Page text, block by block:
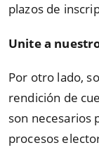
plazos de
Unite a
Por otro lado,
rendición de
son necesarios
procesos